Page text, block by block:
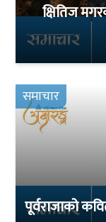
क्षितिज
समाचार
पूर्वराजाको